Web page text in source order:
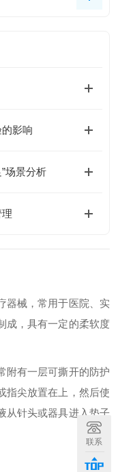
影响
场景分析
器械，常用于医院、实
成，具有一定的柔软度
附有一层可撕开的防护
指尖放置在上，然后使
从针头或器具进入垫子
联系